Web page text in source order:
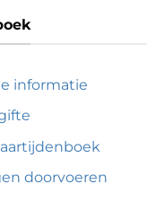
informatie
doorvoeren